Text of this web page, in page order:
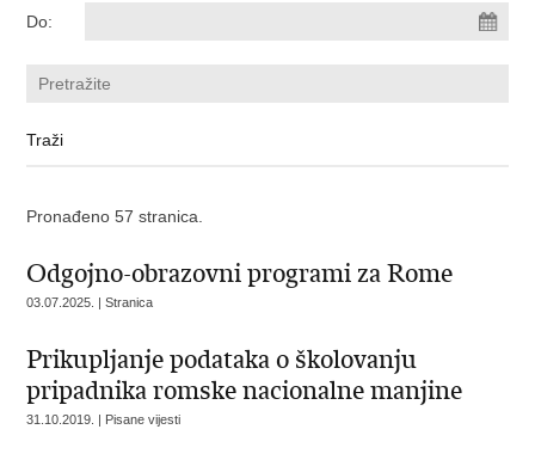
Do:
Pronađeno 57 stranica.
Odgojno-obrazovni programi za Rome
03.07.2025. | Stranica
Prikupljanje podataka o školovanju
pripadnika romske nacionalne manjine
31.10.2019. | Pisane vijesti